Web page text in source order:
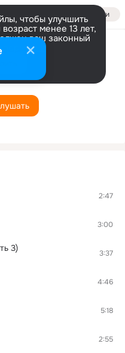
Войти
чтобы улучшить
менее 13 лет,
ваш законный
2:47
3:00
3) 3:37
4:46
5:18
2:55